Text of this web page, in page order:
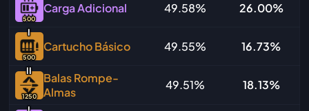
500
Carga Adicional 49.58% 26.00%
I
500
Cartucho Básico 49.55% 16.73%
II
1250
Balas Rompe-
Almas
49.51% 18.13%